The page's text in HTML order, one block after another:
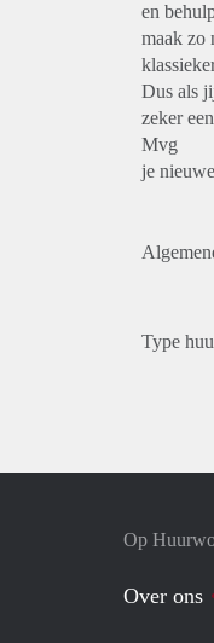
en
maak zo
Dus als
zeker
Mvg
je
Type
Op
Over ons